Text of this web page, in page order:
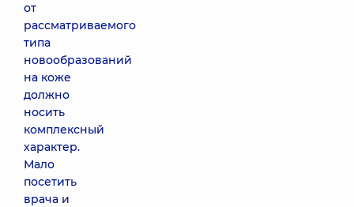
от
рассматриваемого
типа
новообразований
на коже
должно
носить
комплексный
характер.
Мало
посетить
врача и